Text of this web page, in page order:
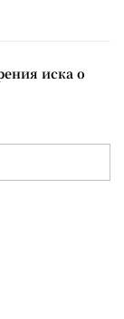
иска о